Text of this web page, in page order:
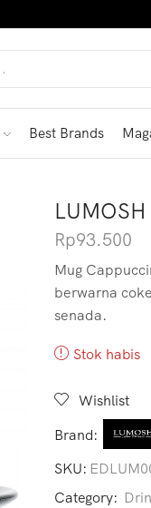
Best Brands
Rp93.500
Mug
berwarna
senada.
Stok habis
Wishlist
Brand:
SKU:
Category: